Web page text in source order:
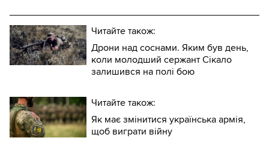
Читайте також:
Дрони над соснами. Яким був день,
коли молодший сержант Сікало
залишився на полі бою
Читайте також:
Як має змінитися українська армія,
щоб виграти війну